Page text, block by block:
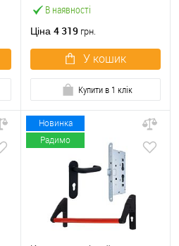
В наявності
Ціна 4 319 грн.
У кошик
Купити в 1 клік
Новинка
Радимо